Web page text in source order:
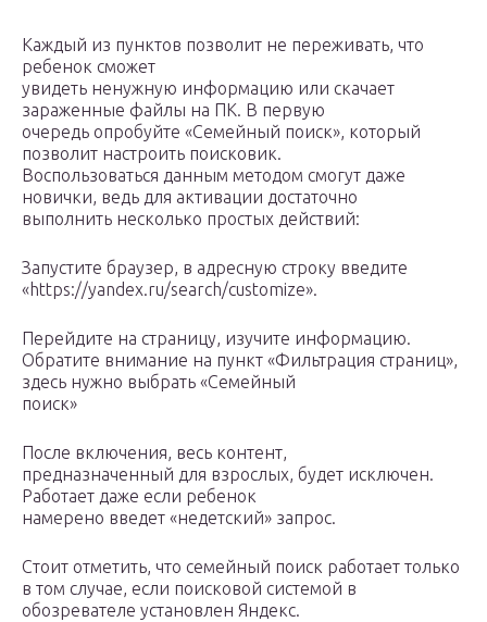
Каждый из пунктов позволит не переживать, что
ребенок сможет
увидеть ненужную информацию или скачает
зараженные файлы на ПК. В первую
очередь опробуйте «Семейный поиск», который
позволит настроить поисковик.
Воспользоваться данным методом смогут даже
новички, ведь для активации достаточно
выполнить несколько простых действий:
Запустите браузер, в адресную строку введите
«https://yandex.ru/search/customize».
Перейдите на страницу, изучите информацию.
Обратите внимание на пункт «Фильтрация страниц»,
здесь нужно выбрать «Семейный
поиск»
После включения, весь контент,
предназначенный для взрослых, будет исключен.
Работает даже если ребенок
намерено введет «недетский» запрос.
Стоит отметить, что семейный поиск работает только
в том случае, если поисковой системой в
обозревателе установлен Яндекс.